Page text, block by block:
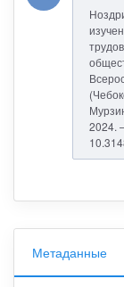
2024.
Метаданные